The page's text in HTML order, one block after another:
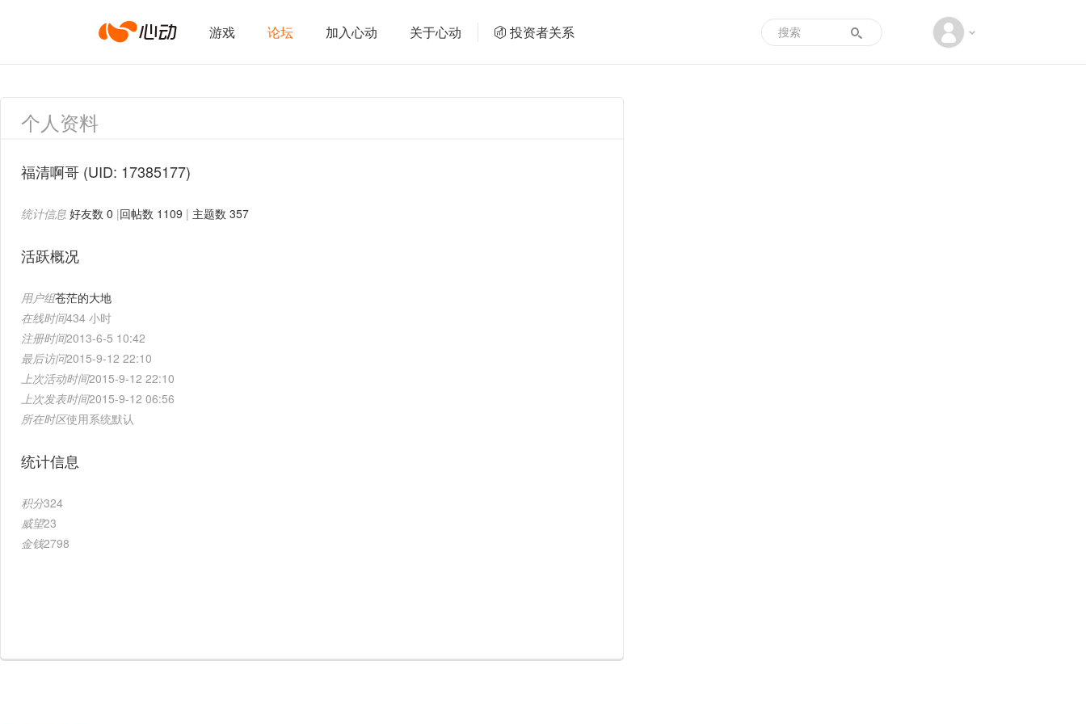
心
动
络
游戏 论坛 加入心动 关于心动 投资者关系
个人资料
福清啊哥 (UID: 17385177)
统计信息 好友数 0 |回帖数 1109 | 主题数 357
活跃概况
用户组苍茫的大地
在线时间434 小时
注册时间2013-6-5 10:42
最后访问2015-9-12 22:10
上次活动时间2015-9-12 22:10
上次发表时间2015-9-12 06:56
所在时区使用系统默认
统计信息
积分324
威望23
金钱2798